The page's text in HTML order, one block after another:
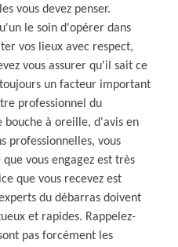
vous devez penser.
le soin d'opérer dans
vos lieux avec respect,
vous assurer qu'il sait ce
un facteur important
professionnel du
à oreille, d'avis en
professionnelles, vous
vous engagez est très
que vous recevez est
du débarras doivent
et rapides. Rappelez-
pas forcément les